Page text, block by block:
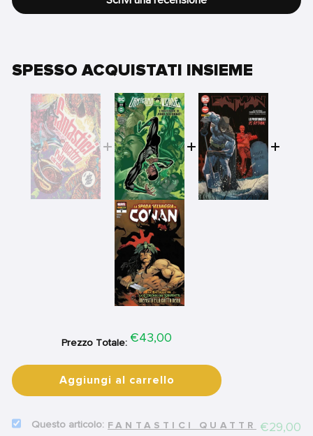
SPESSO ACQUISTATI INSIEME
Prezzo Totale: Price
€43,00
Aggiungi al carrello
SELECT
FANTASTICI QUATTRO:Price
€29,00